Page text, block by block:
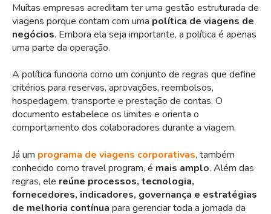
Muitas empresas acreditam ter uma gestão estruturada de
viagens porque contam com uma política de viagens de
negócios. Embora ela seja importante, a política é apenas
uma parte da operação.
A política funciona como um conjunto de regras que define
critérios para reservas, aprovações, reembolsos,
hospedagem, transporte e prestação de contas. O
documento estabelece os limites e orienta o
comportamento dos colaboradores durante a viagem.
Já um programa de viagens corporativas, também
conhecido como travel program, é mais amplo. Além das
regras, ele reúne processos, tecnologia,
fornecedores, indicadores, governança e estratégias
de melhoria contínua para gerenciar toda a jornada da